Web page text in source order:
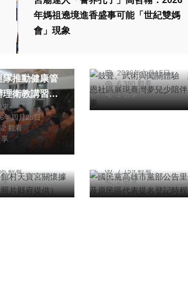
年媽祖遶境進香盛事可能「世紀雙媽
會」現象
隊推動健康管
理衛教講習提
執行效能
東
年四月25日
觀看
鼓聲、武術與闖關體
2026年六月15日
6,380 觀看
2 分享
綜合新聞
文教
公館村天寶宮
揭牌。（照
供）
觀看
綜合新聞
國民黨高雄市黨部公
7,159 觀看
2 分享